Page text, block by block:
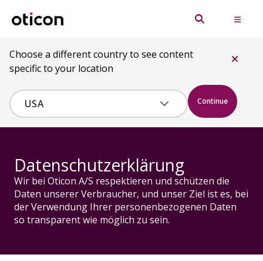
Choose a different country to see content
specific to your location
Continue
Datenschutzerklärung
Wir bei Oticon A/S respektieren und schützen die
Daten unserer Verbraucher, und unser Ziel ist es, bei
der Verwendung Ihrer personenbezogenen Daten
so transparent wie möglich zu sein.